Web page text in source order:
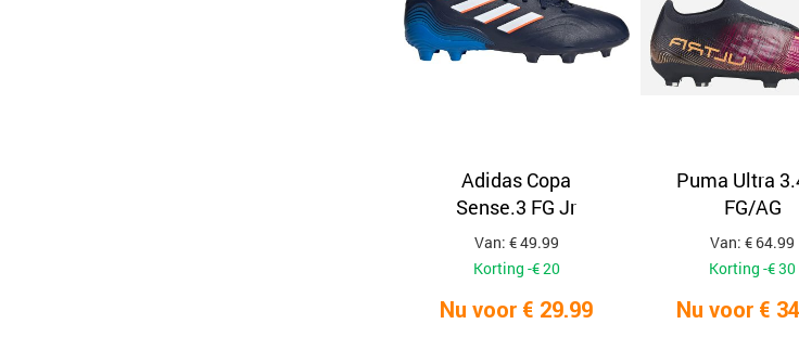
Adidas Copa
Sense.3 FG Jr
Van: € 49.99
Korting -€ 20
Nu voor € 29.99
Puma Ultra
FG/AG
Van: € 64.99
Korting -€ 30
Nu voor €